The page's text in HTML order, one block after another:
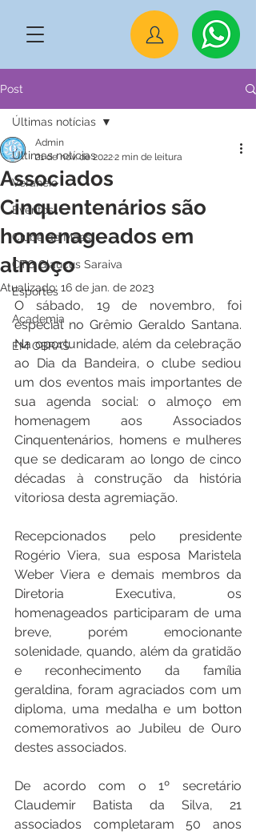
Post
Últimas notícias
Veraneio
Eventos
Clube de Mães
CTG Glaucus Saraiva
Esportes
Academia
EM OBRAS
Últimas notícias
Associados
Cinquentenários são
homenageados em
almoço
Admin
21 de nov. de 20222 min de leitura
Atualizado: 16 de jan. de 2023
O sábado, 19 de novembro, foi
especial no Grêmio Geraldo Santana.
Na oportunidade, além da celebração
ao Dia da Bandeira, o clube sediou
um dos eventos mais importantes de
sua agenda social: o almoço em
homenagem aos Associados
Cinquentenários, homens e mulheres
que se dedicaram ao longo de cinco
décadas à construção da história
vitoriosa desta agremiação.
Recepcionados pelo presidente
Rogério Viera, sua esposa Maristela
Weber Viera e demais membros da
Diretoria Executiva, os
homenageados participaram de uma
breve, porém emocionante
solenidade, quando, além da gratidão
e reconhecimento da família
geraldina, foram agraciados com um
diploma, uma medalha e um botton
comemorativos ao Jubileu de Ouro
destes associados.
De acordo com o 1º secretário
Claudemir Batista da Silva, 21
associados completaram 50 anos